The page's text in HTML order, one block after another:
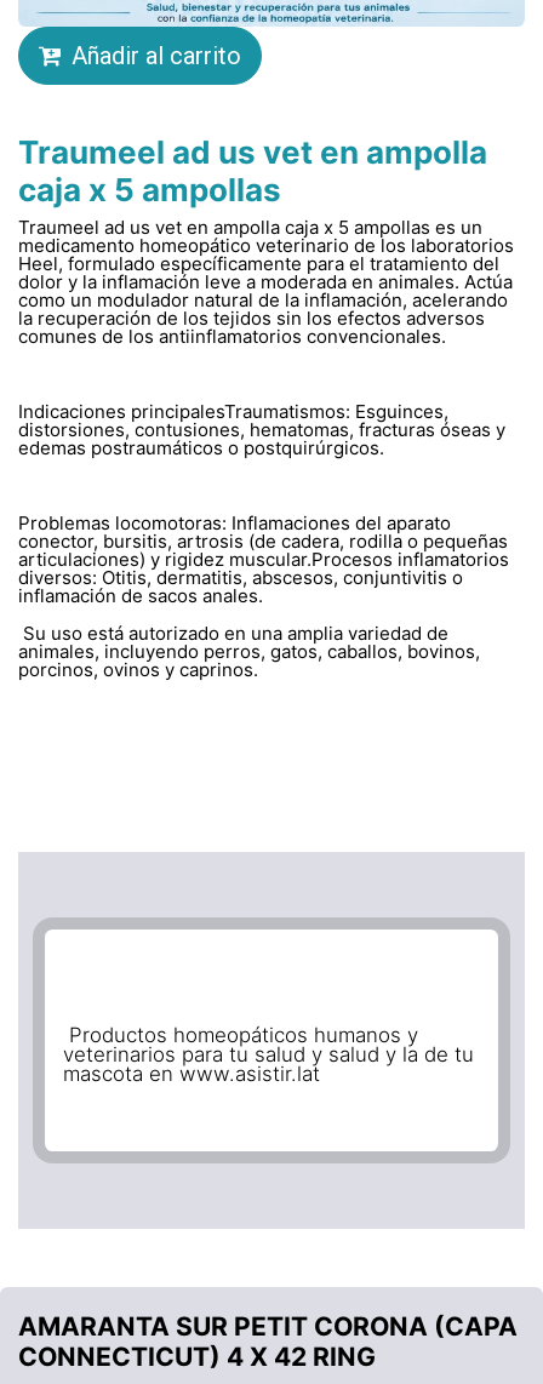
Añadir al carrito
Traumeel ad us vet en ampolla
caja x 5 ampollas
Traumeel ad us vet en ampolla caja x 5 ampollas es un
medicamento homeopático veterinario de los laboratorios
Heel, formulado específicamente para el tratamiento del
dolor y la inflamación leve a moderada en animales. Actúa
como un modulador natural de la inflamación, acelerando
la recuperación de los tejidos sin los efectos adversos
comunes de los antiinflamatorios convencionales.
Indicaciones principalesTraumatismos: Esguinces,
distorsiones, contusiones, hematomas, fracturas óseas y
edemas postraumáticos o postquirúrgicos.
Problemas locomotoras: Inflamaciones del aparato
conector, bursitis, artrosis (de cadera, rodilla o pequeñas
articulaciones) y rigidez muscular.Procesos inflamatorios
diversos: Otitis, dermatitis, abscesos, conjuntivitis o
inflamación de sacos anales.
Su uso está autorizado en una amplia variedad de
animales, incluyendo perros, gatos, caballos, bovinos,
porcinos, ovinos y caprinos.
Productos homeopáticos humanos y
veterinarios para tu salud y salud y la de tu
mascota en www.asistir.lat
AMARANTA SUR PETIT CORONA (CAPA
CONNECTICUT) 4 X 42 RING